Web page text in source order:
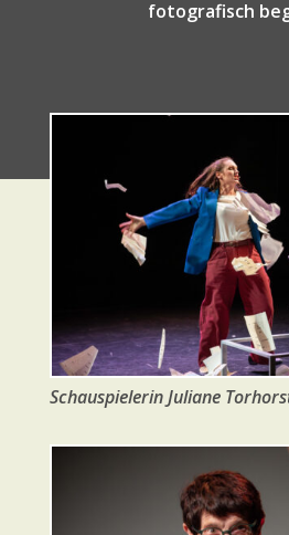
fotografisch
Schauspiele­rin Juliane